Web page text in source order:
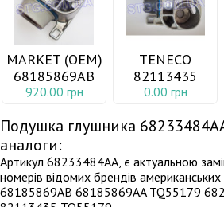
MARKET (OEM)
68185869AB
920.00 грн
TENECO
82113435
0.00 грн
Подушка глушника
аналоги:
Артикул 68233484AA, є актуальною
номерів відомих брендів американських
68185869AB 68185869AA TQ55179